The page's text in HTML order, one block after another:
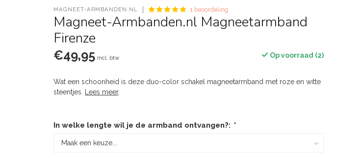
MAGNEET-ARMBANDEN.NL 1 beoordeling
Magneet-Armbanden.nl Magneetarmband
Firenze
€49,95 Incl. btw Op voorraad (2)
Wat een schoonheid is deze duo-color schakel magneetarmband met roze en witte
steentjes.
Lees meer.
In welke lengte wil je de armband ontvangen?: *